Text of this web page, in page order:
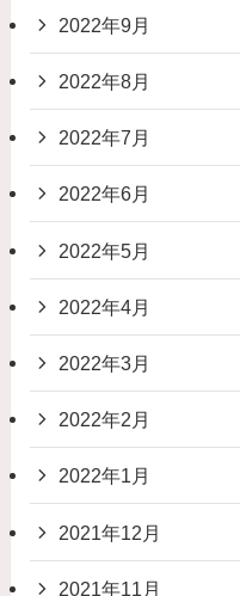
2022年9月
2022年8月
2022年7月
2022年6月
2022年5月
2022年4月
2022年3月
2022年2月
2022年1月
2021年12月
2021年11月